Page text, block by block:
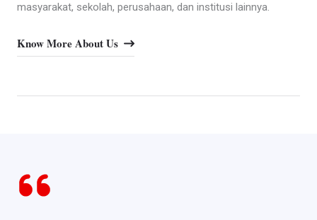
masyarakat, sekolah, perusahaan, dan institusi lainnya.
Know More About Us